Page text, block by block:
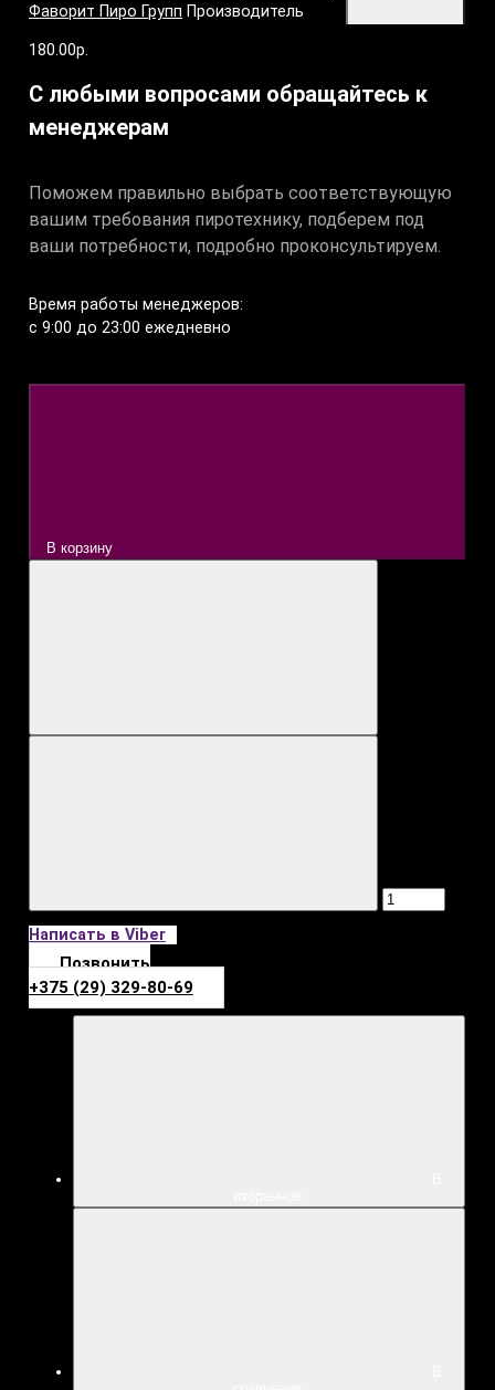
Фаворит Пиро Групп Производитель
180.00р.
С любыми вопросами обращайтесь к
менеджерам
Поможем правильно выбрать соответствующую
вашим требования пиротехнику, подберем под
ваши потребности, подробно проконсультируем.
Время работы менеджеров:
c 9:00 до 23:00 ежедневно
В корзину
Написать в Viber
Позвонить
+375 (29) 329-80-69